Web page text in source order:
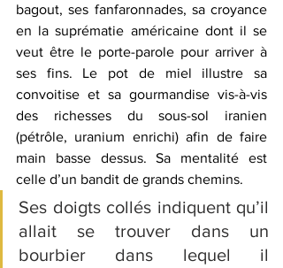
bagout, ses fanfaronnades, sa croyance
en la suprématie américaine dont il se
veut être le porte-parole pour arriver à
ses fins. Le pot de miel illustre sa
convoitise et sa gourmandise vis-à-vis
des richesses du sous-sol iranien
(pétrôle, uranium enrichi) afin de faire
main basse dessus. Sa mentalité est
celle d’un bandit de grands chemins.
Ses doigts collés indiquent qu’il
allait se trouver dans un
bourbier dans lequel il